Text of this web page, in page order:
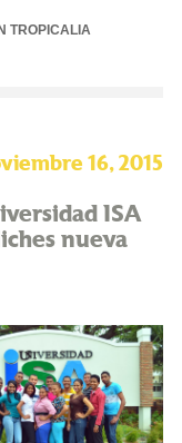
TROPICALIA
16, 2015
ISA
nueva